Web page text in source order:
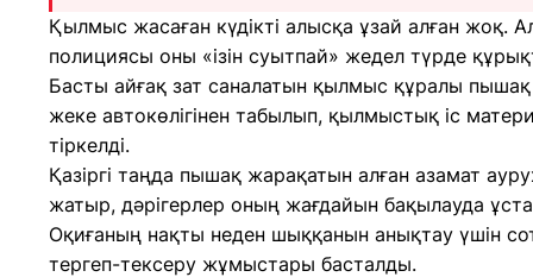
Қылмыс жасаған күдікті алысқа ұзай алған жоқ.
полициясы оны «ізін суытпай» жедел түрде
Басты айғақ зат саналатын қылмыс құралы пышақ
жеке автокөлігінен табылып, қылмыстық іс
тіркелді.
Қазіргі таңда пышақ жарақатын алған азамат
жатыр, дәрігерлер оның жағдайын бақылауда
Оқиғаның нақты неден шыққанын анықтау үшін
тергеп-тексеру жұмыстары басталды.